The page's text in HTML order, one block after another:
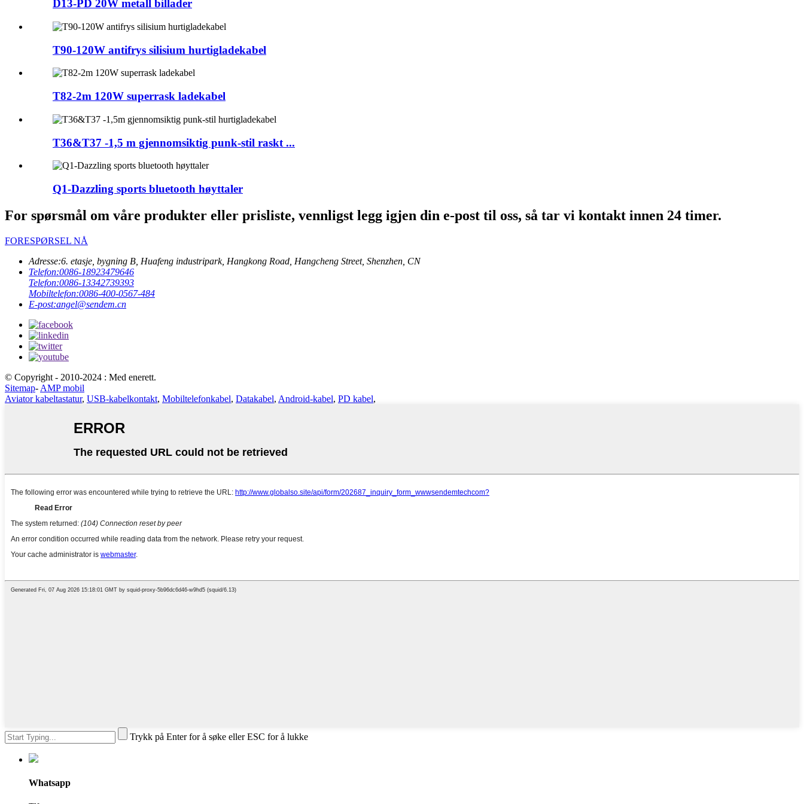
D13-PD 20W metall billader
T90-120W antifrys silisium hurtigladekabel
T82-2m 120W superrask ladekabel
T36&T37 -1,5 m gjennomsiktig punk-stil raskt ...
Q1-Dazzling sports bluetooth høyttaler
For spørsmål om våre produkter eller prisliste, vennligst legg igjen din e-post til oss, så tar vi kontakt innen 24 timer.
FORESPØRSEL NÅ
Adresse:6. etasje, bygning B, Huafeng industripark, Hangkong Road, Hangcheng Street, Shenzhen, CN
Telefon:0086-18923479646
Telefon:0086-13342739393
Mobiltelefon:0086-400-0567-484
E-post:angel@sendem.cn
© Copyright - 2010-2024 : Med enerett.
Sitemap- AMP mobil
Aviator kabeltastatur, USB-kabelkontakt, Mobiltelefonkabel, Datakabel, Android-kabel, PD kabel,
Trykk på Enter for å søke eller ESC for å lukke
Whatsapp